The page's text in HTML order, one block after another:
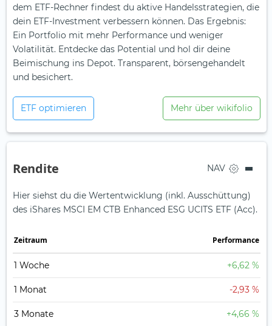
dem ETF-Rechner findest du aktive Handelsstrategien, die
dein ETF-Investment verbessern können. Das Ergebnis:
Ein Portfolio mit mehr Performance und weniger
Volatilität. Entdecke das Potential und hol dir deine
Beimischung ins Depot. Transparent, börsengehandelt
und besichert.
ETF optimieren Mehr über wikifolio
Rendite NAV
Hier siehst du die Wertentwicklung (inkl. Ausschüttung)
des iShares MSCI EM CTB Enhanced ESG UCITS ETF (Acc).
Zeit­raum Perfor­mance
1 Woche +6,62 %
1 Monat -2,93 %
3 Monate +4,66 %